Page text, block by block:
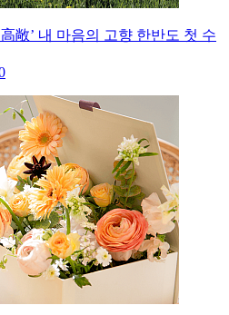
敞’ 내 마음의 고향 한반도 첫 수